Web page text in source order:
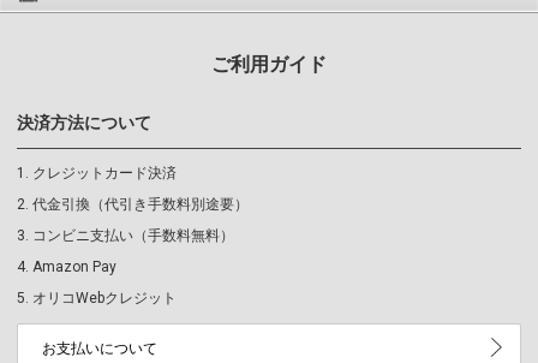
ご利用ガイド
決済方法について
クレジットカード決済
代金引換（代引き手数料別途要）
コンビニ支払い（手数料無料）
Amazon Pay
オリコWebクレジット
お支払いについて